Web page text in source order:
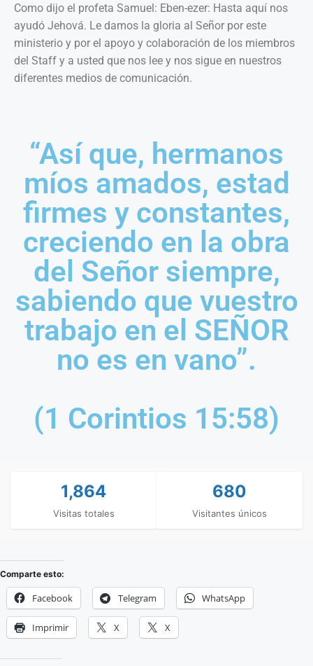
Como dijo el profeta Samuel: Eben-ezer: Hasta aquí nos
ayudó Jehová. Le damos la gloria al Señor por este
ministerio y por el apoyo y colaboración de los miembros
del Staff y a usted que nos lee y nos sigue en nuestros
diferentes medios de comunicación.
“Así que, hermanos
míos amados, estad
firmes y constantes,
creciendo en la obra
del Señor siempre,
sabiendo que vuestro
trabajo en el SEÑOR
no es en vano”.
(1 Corintios 15:58)
1,864
Visitas totales
680
Visitantes únicos
Comparte esto:
Facebook Telegram WhatsApp
Imprimir X X